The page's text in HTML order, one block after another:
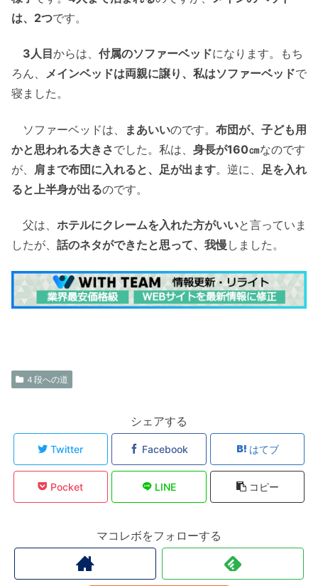
は、2つです。
3人目からは、 付属のソファーベッドになります。もち
ろん、 メインベッドは両親に譲り、私はソファーベッドで
寝ました。
ソファーベッドは、 まあいいのです。 布団が、子ども用
かと思われる大きさでした。私は、 身長が160㎝なのです
が、 肩まで布団に入れると、足が出ます。逆に、 足を入れ
ると上半身が出るのです。
父は、 ホテルにクレームを入れた方がいいと言っていま
したが、 話のネタができたと思って、我慢 しました。
４段への道
シェアする
Twitter Facebook はてブ
Pocket LINE コピー
マコレボをフォローする